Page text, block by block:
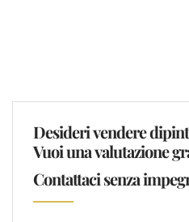
Desideri vendere
Vuoi una valutazione
Contattaci senza